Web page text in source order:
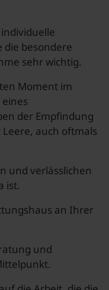
die besondere
sehr wichtig.
Moment im
der Empfindung
auch oftmals
und verlässlichen
ist.
an Ihrer
und